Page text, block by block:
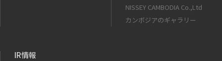
NISSEY CAMBODIA Co.,Ltd
カンボジアのギャラリー
IR情報